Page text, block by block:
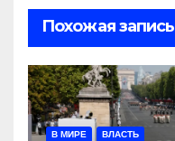
Похожая запись
В МИРЕ ВЛАСТЬ